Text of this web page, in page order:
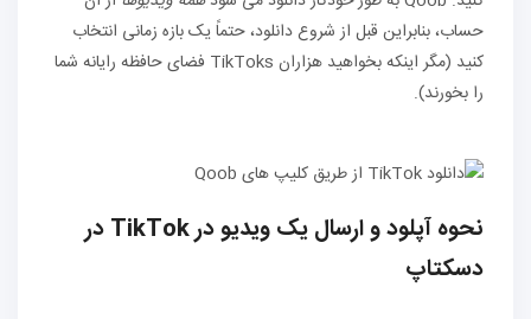
حساب، بنابراین قبل از شروع دانلود، حتماً یک بازه زمانی انتخاب
کنید (مگر اینکه بخواهید هزاران TikToks فضای حافظه رایانه شما
را بخورند).
نحوه آپلود و ارسال یک ویدیو در TikTok در
دسکتاپ